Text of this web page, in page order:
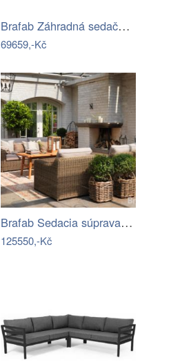
Brafab Záhradná sedačka WELDON - Biela…
69659,-Kč
Brafab Sedacia súprava GLENDON -…
125550,-Kč